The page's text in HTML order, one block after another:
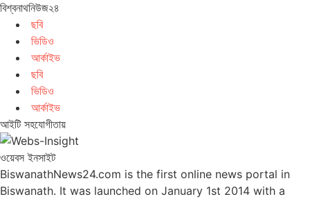
বিশ্বনাথনিউজ২৪
ছবি
ভিডিও
আর্কাইভ
ছবি
ভিডিও
আর্কাইভ
আইটি সহযোগীতায়
ওয়েবস ইনসাইট
BiswanathNews24.com is the first online news portal in
Biswanath. It was launched on January 1st 2014 with a